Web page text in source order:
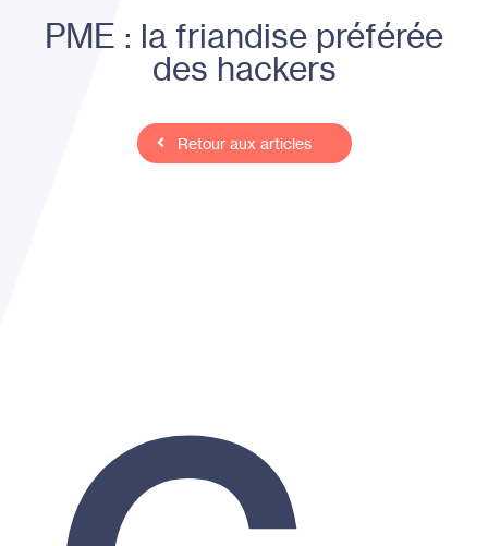
PME : la friandise préférée
des hackers
Retour aux articles